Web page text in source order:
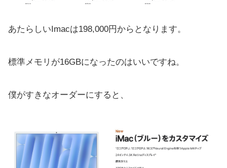
あたらしいImacは198,000円からとなります。
標準メモリが16GBになったのはいいですね。
僕がすきなオーダーにすると、